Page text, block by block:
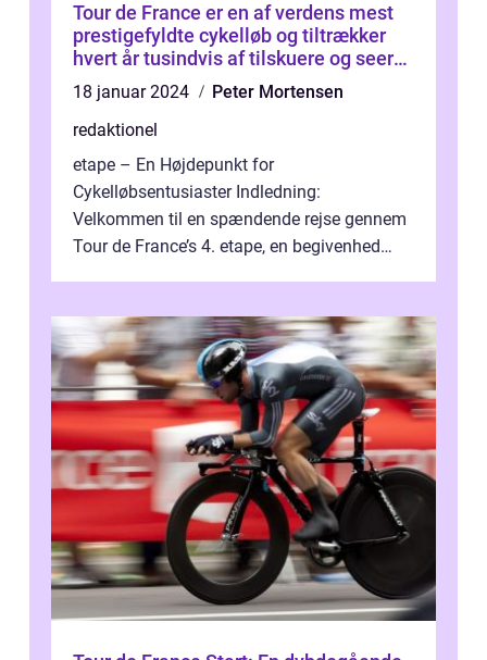
Tour de France er en af verdens mest
prestigefyldte cykelløb og tiltrækker
hvert år tusindvis af tilskuere og seere
fra hele verden
18 januar 2024
Peter Mortensen
redaktionel
etape – En Højdepunkt for
Cykelløbsentusiaster Indledning:
Velkommen til en spændende rejse gennem
Tour de France’s 4. etape, en begivenhed